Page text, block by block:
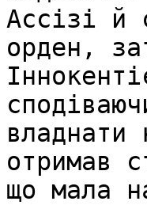
Ассізі й
орден,
владнати
отримав
що мала